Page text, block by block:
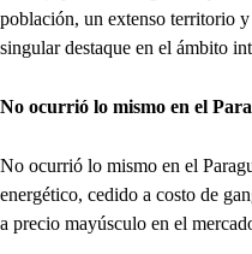
población, un extenso territorio
singular destaque en el ámbito
No ocurrió lo mismo en el
No ocurrió lo mismo en el
energético, cedido a costo de
a precio mayúsculo en el